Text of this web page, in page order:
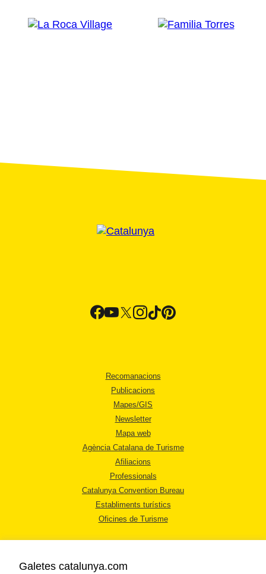
Recomanacions
Publicacions
Mapes/GIS
Newsletter
Mapa web
Agència Catalana de Turisme
Afiliacions
Professionals
Catalunya Convention Bureau
Establiments turístics
Oficines de Turisme
Galetes catalunya.com